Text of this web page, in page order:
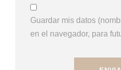
Guardar mis datos
en el navegador, para